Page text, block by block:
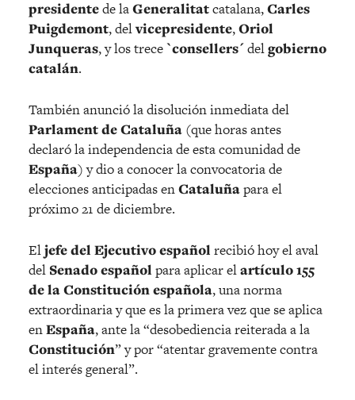
presidentede laGeneralitatcatalana,Carles
Puigdemont, delvicepresidente,Oriol
Junqueras, y los trece`consellers´delgobierno
catalán.
También anunció la disolución inmediata del
Parlament de Cataluña (que horas antes
declaró la independencia de esta comunidad de
España) y dio a conocer la convocatoria de
elecciones anticipadas enCataluñapara el
próximo 21 de diciembre.
Eljefe del Ejecutivo español recibió hoy el aval
del Senado español para aplicar elartículo 155
de la Constitución española, una norma
extraordinaria y que es la primera vez que se aplica
enEspaña, ante la “desobediencia reiterada a la
Constitución” y por “atentar gravemente contra
el interés general”.